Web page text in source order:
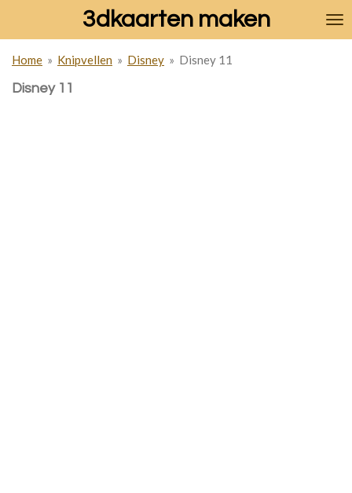
de
hoofdinhoud
3dkaarten maken
Home » Knipvellen » Disney » Disney 11
Disney 11